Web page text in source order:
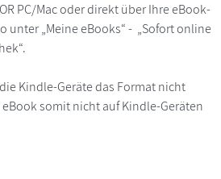
PC/Mac oder direkt über Ihre eBook-
unter „Meine eBooks“ - „Sofort online
Kindle-Geräte das Format nicht
somit nicht auf Kindle-Geräten